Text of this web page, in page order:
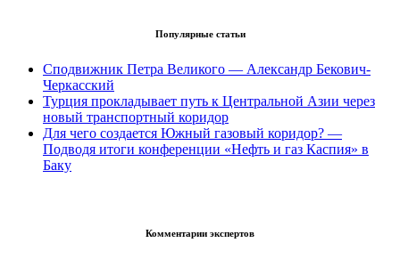
Популярные статьи
Сподвижник Петра Великого — Александр Бекович-
Черкасский
Турция прокладывает путь к Центральной Азии через
новый транспортный коридор
Для чего создается Южный газовый коридор? —
Подводя итоги конференции «Нефть и газ Каспия» в
Баку
Комментарии экспертов